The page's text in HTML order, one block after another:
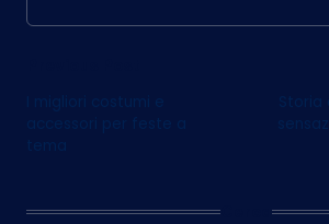
navigation
I migliori costumi e
accessori per feste a
tema
Cerca